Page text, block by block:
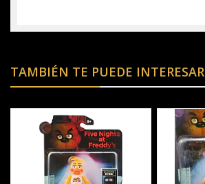
TAMBIÉN TE PUEDE INTERESAR